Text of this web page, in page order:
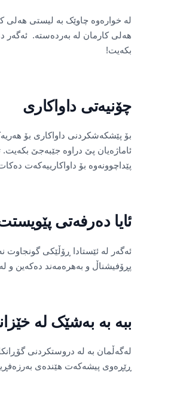
لە خوارەوە چاوێک بە لیستی هەلی
هەلی کارمان لە بەردەستە. ئەگەر
بکەیت!
چۆنیەتی داواکاری
بۆ پێشکەشکردنی داواکاری بۆ
ئاماژەیان پێ دراوە جێبەجێ بکەیت.
پێداچوونەوە بۆ داواکارییەکەت
ئایا دەرفەتی
ئەگەر لە ئێستادا ڕۆڵێکی
پڕۆفیشناڵ و بەهرەمەند دەکەین و
ببە بە بەشێک لە
لەگەڵمان بە لە دروستکردنی
ڕێڕەوی پیشەکەت هێندەی